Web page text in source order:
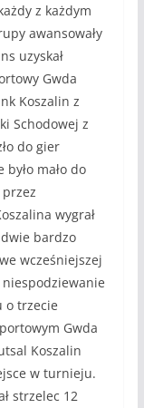
z każdym
awansowały
uzyskał
Gwda
Koszalin z
Schodowej z
do gier
było mało do
wygrał
dwie bardzo
wcześniejszej
o trzecie
Gwda
Koszalin
w turnieju.
strzelec 12